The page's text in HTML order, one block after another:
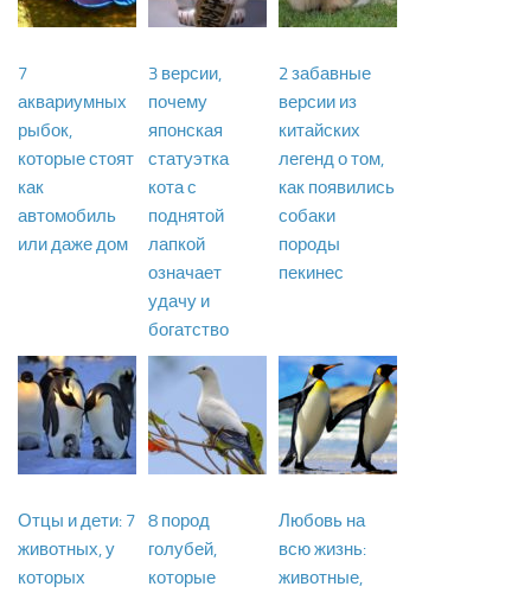
7
аквариумных
рыбок,
которые стоят
как
автомобиль
или даже дом
3 версии,
почему
японская
статуэтка
кота с
поднятой
лапкой
означает
удачу и
богатство
2 забавные
версии из
китайских
легенд о том,
как появились
собаки
породы
пекинес
Отцы и дети: 7
животных, у
которых
8 пород
голубей,
которые
Любовь на
всю жизнь:
животные,